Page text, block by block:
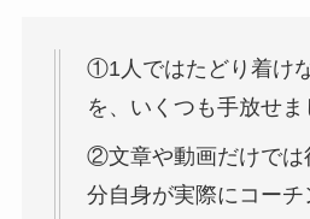
①1人ではたどり着け
を、いくつも手放せま
②文章や動画だけでは
分自身が実際にコー